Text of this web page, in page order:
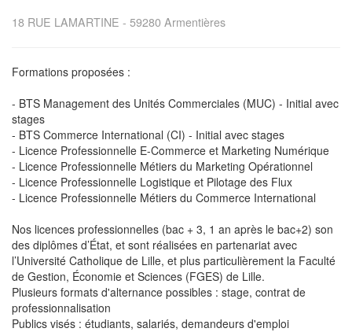
18 RUE LAMARTINE - 59280 Armentières
Formations proposées :
- BTS Management des Unités Commerciales (MUC) - Initial avec
stages
- BTS Commerce International (CI) - Initial avec stages
- Licence Professionnelle E-Commerce et Marketing Numérique
- Licence Professionnelle Métiers du Marketing Opérationnel
- Licence Professionnelle Logistique et Pilotage des Flux
- Licence Professionnelle Métiers du Commerce International
Nos licences professionnelles (bac + 3, 1 an après le bac+2) son
des diplômes d’État, et sont réalisées en partenariat avec
l’Université Catholique de Lille, et plus particulièrement la Faculté
de Gestion, Économie et Sciences (FGES) de Lille.
Plusieurs formats d'alternance possibles : stage, contrat de
professionnalisation
Publics visés : étudiants, salariés, demandeurs d'emploi